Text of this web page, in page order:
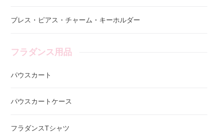
ブレス・ピアス・チャーム・キーホルダー
フラダンス用品
パウスカート
パウスカートケース
フラダンスTシャツ